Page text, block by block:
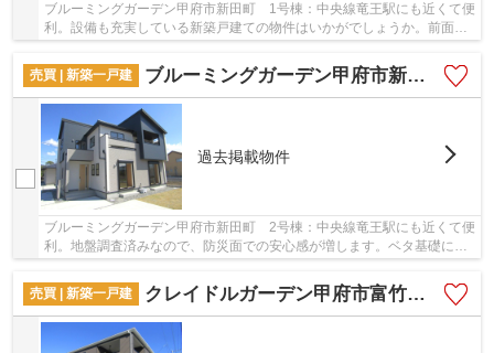
ブルーミングガーデン甲府市新田町 1号棟：中央線竜王駅にも近くて便
利。設備も充実している新築戸建ての物件はいかがでしょうか。前面道
売買 | 新築一戸建
ブルーミングガーデン甲府市新田町 2号棟
過去掲載物件
ブルーミングガーデン甲府市新田町 2号棟：中央線竜王駅にも近くて便
利。地盤調査済みなので、防災面での安心感が増します。ベタ基礎によ
売買 | 新築一戸建
クレイドルガーデン甲府市富竹第3 1号棟